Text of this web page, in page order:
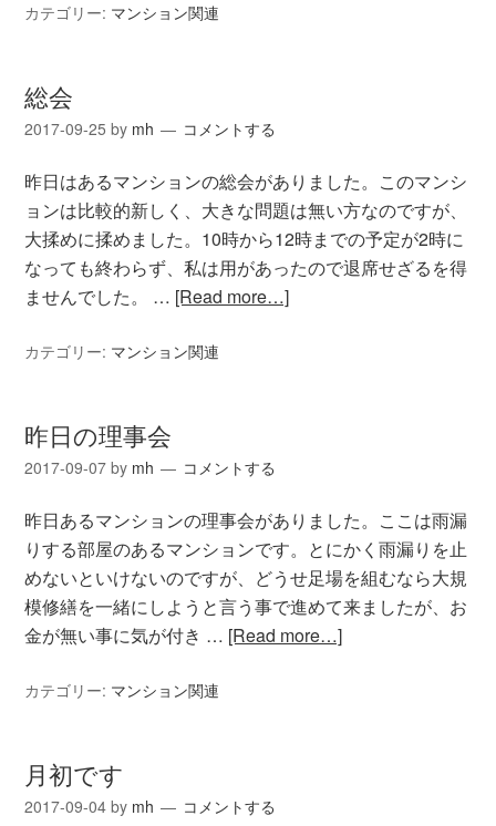
カテゴリー: マンション関連
総会
2017-09-25 by mh コメントする
昨日はあるマンションの総会がありました。このマンシ
ョンは比較的新しく、大きな問題は無い方なのですが、
大揉めに揉めました。10時から12時までの予定が2時に
なっても終わらず、私は用があったので退席せざるを得
ませんでした。 … [Read more…]
カテゴリー: マンション関連
昨日の理事会
2017-09-07 by mh コメントする
昨日あるマンションの理事会がありました。ここは雨漏
りする部屋のあるマンションです。とにかく雨漏りを止
めないといけないのですが、どうせ足場を組むなら大規
模修繕を一緒にしようと言う事で進めて来ましたが、お
金が無い事に気が付き … [Read more…]
カテゴリー: マンション関連
月初です
2017-09-04 by mh コメントする